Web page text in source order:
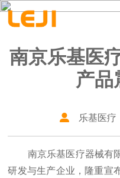
南京乐基医
产品
乐基医疗
南京乐基医疗器械有限
研发与生产企业，隆重